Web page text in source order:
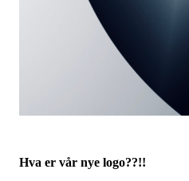
Hva er vår nye logo??!!